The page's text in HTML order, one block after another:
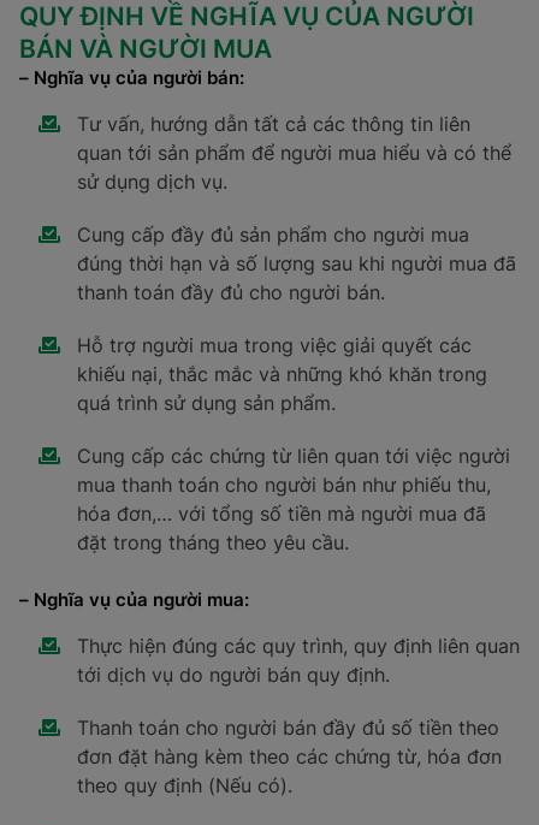
QUY ĐỊNH VỀ NGHĨA VỤ CỦA NGƯỜI
BÁN VÀ NGƯỜI MUA
– Nghĩa vụ của người bán:
Tư vấn, hướng dẫn tất cả các thông tin liên
quan tới sản phẩm để người mua hiểu và có thể
sử dụng dịch vụ.
Cung cấp đầy đủ sản phẩm cho người mua
đúng thời hạn và số lượng sau khi người mua đã
thanh toán đầy đủ cho người bán.
Hỗ trợ người mua trong việc giải quyết các
khiếu nại, thắc mắc và những khó khăn trong
quá trình sử dụng sản phẩm.
Cung cấp các chứng từ liên quan tới việc người
mua thanh toán cho người bán như phiếu thu,
hóa đơn,… với tổng số tiền mà người mua đã
đặt trong tháng theo yêu cầu.
– Nghĩa vụ của người mua:
Thực hiện đúng các quy trình, quy định liên quan
tới dịch vụ do người bán quy định.
Thanh toán cho người bán đầy đủ số tiền theo
đơn đặt hàng kèm theo các chứng từ, hóa đơn
theo quy định (Nếu có).